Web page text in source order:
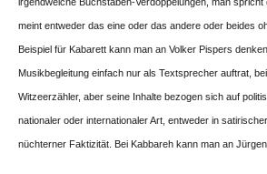
meint entweder das eine oder das andere oder beides
Beispiel für Kabarett kann man an Volker Pispers
Musikbegleitung einfach nur als Textsprecher auftrat,
Witzeerzähler, aber seine Inhalte bezogen sich auf
nationaler oder internationaler Art, entweder in
nüchterner Faktizität. Bei Kabbareh kann man an